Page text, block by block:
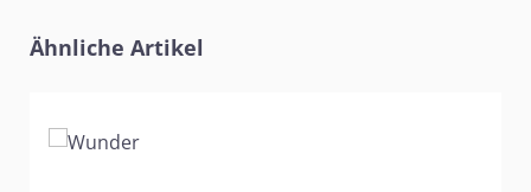
Produktgalerie überspringen
Ähnliche Artikel